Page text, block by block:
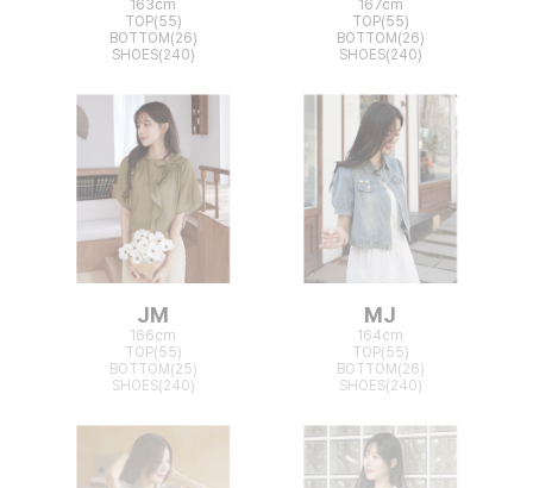
163cm
TOP(55)
BOTTOM(26)
SHOES(240)
167cm
TOP(55)
BOTTOM(26)
SHOES(240)
JM
166cm
TOP(55)
BOTTOM(25)
SHOES(240)
MJ
164cm
TOP(55)
BOTTOM(26)
SHOES(240)